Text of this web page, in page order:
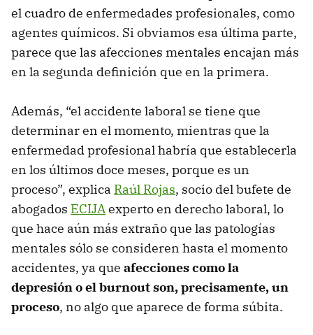
el cuadro de enfermedades profesionales, como
agentes químicos. Si obviamos esa última parte,
parece que las afecciones mentales encajan más
en la segunda definición que en la primera.
Además, “el accidente laboral se tiene que
determinar en el momento, mientras que la
enfermedad profesional habría que establecerla
en los últimos doce meses, porque es un
proceso”, explica Raúl Rojas, socio del bufete de
abogados ECIJAexperto en derecho laboral, lo
que hace aún más extraño que las patologías
mentales sólo se consideren hasta el momento
accidentes, ya que afecciones como la
depresión o el burnout son, precisamente, un
proceso, no algo que aparece de forma súbita.